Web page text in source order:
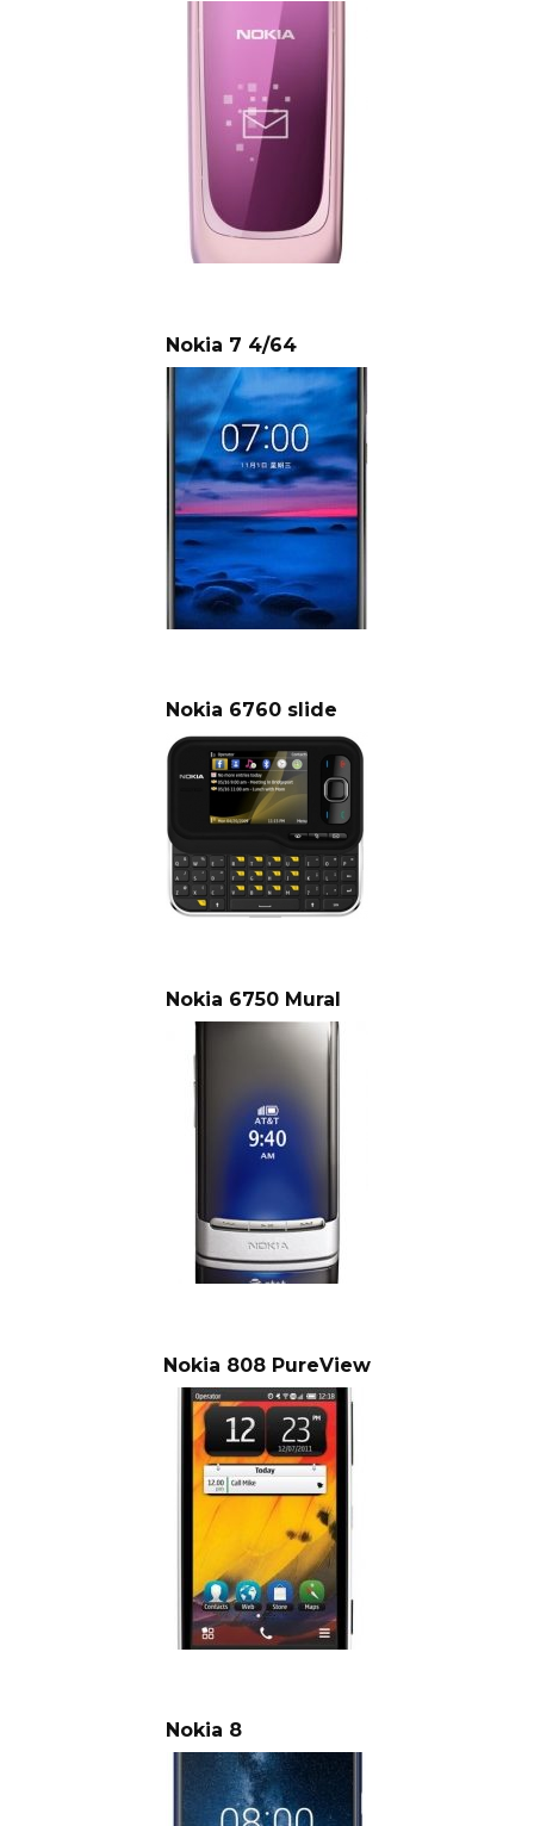
Nokia 7 4/64
Nokia 6760 slide
Nokia 6750 Mural
Nokia 808 PureView
Nokia 8